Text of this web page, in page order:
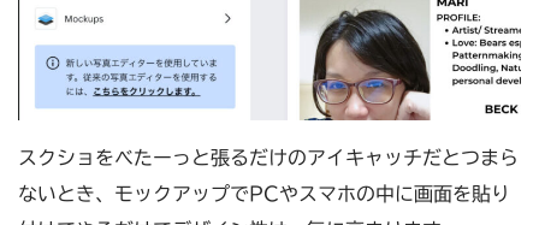
スクショをべたーっと張るだけのアイキャッチだとつまら
ないとき、モックアップでPCやスマホの中に画面を貼り